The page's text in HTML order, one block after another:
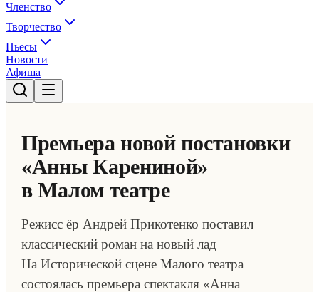
Членство
Творчество
Пьесы
Новости
Афиша
Премьера новой постановки
«Анны Карениной»
в Малом театре
Режисс ёр Андрей Прикотенко поставил
классический роман на новый лад
На Исторической сцене Малого театра
состоялась премьера спектакля «Анна